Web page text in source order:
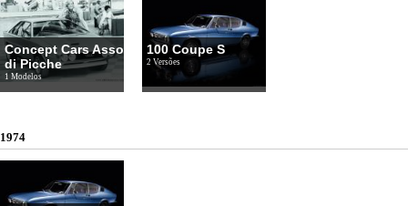
Concept Cars Asso
di Picche
1 Modelos
100 Coupe S
2 Versões
1974